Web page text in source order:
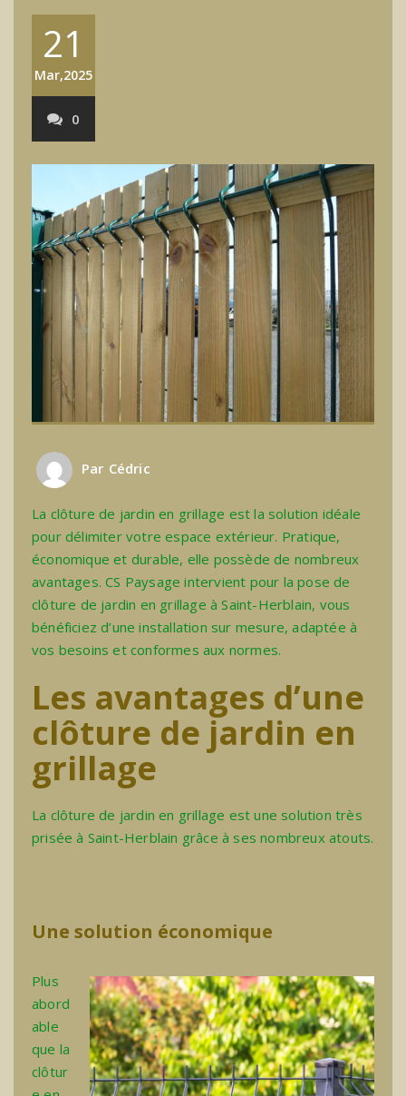
21
Mar,2025
0
Par Cédric
La clôture de jardin en grillage est la solution idéale
pour délimiter votre espace extérieur. Pratique,
économique et durable, elle possède de nombreux
avantages. CS Paysage intervient pour la pose de
clôture de jardin en grillage à Saint-Herblain, vous
bénéficiez d’une installation sur mesure, adaptée à
vos besoins et conformes aux normes.
Les avantages d’une
clôture de jardin en
grillage
La clôture de jardin en grillage est une solution très
prisée à Saint-Herblain grâce à ses nombreux atouts.
Une solution économique
Plus
abord
able
que la
clôtur